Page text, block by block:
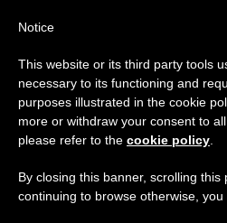
كنيسة محليّة
Notice
This website or its third party tools
necessary to its functioning and
purposes illustrated in the cookie
more or withdraw your consent to
please refer to the cookie policy
By closing this banner, scrolling this
continuing to browse otherwise,